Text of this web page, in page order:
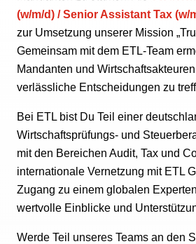
(w/m/d) / Senior Assistant Tax (w/
zur Umsetzung unserer Mission
Gemeinsam mit dem ETL-Team
Mandanten und
verlässliche Entscheidungen zu
Bei ETL bist Du Teil einer
Wirtschaftsprüfungs- und
mit den Bereichen Audit, Tax und
internationale Vernetzung mit ETL
Zugang zu einem globalen
wertvolle Einblicke und
Werde Teil unseres Teams an den